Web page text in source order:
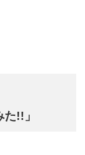
!!」